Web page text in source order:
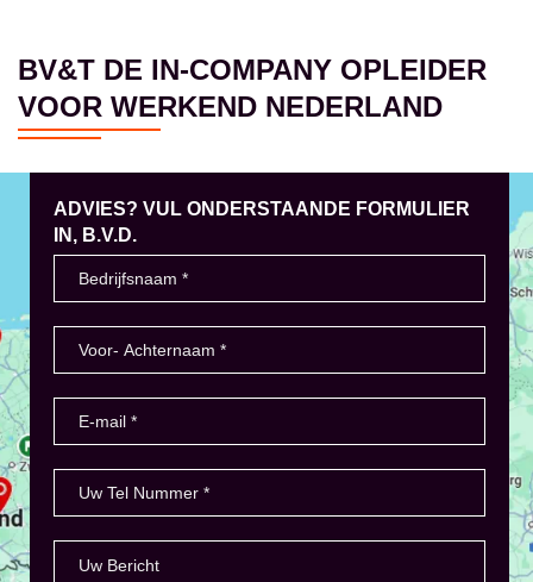
BV&T DE IN-COMPANY OPLEIDER
VOOR WERKEND NEDERLAND
ADVIES? VUL ONDERSTAANDE FORMULIER
IN, B.V.D.